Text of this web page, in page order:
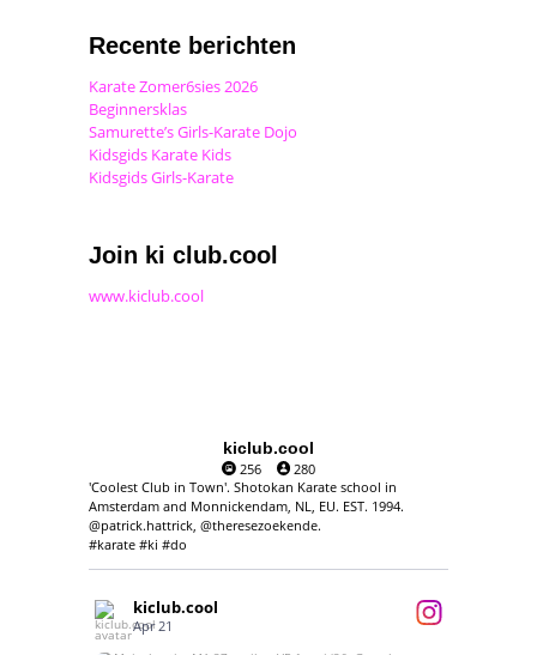
Recente berichten
Karate Zomer6sies 2026
Beginnersklas
Samurette’s Girls-Karate Dojo
Kidsgids Karate Kids
Kidsgids Girls-Karate
Join ki club.cool
www.kiclub.cool
kiclub.cool
256
280
'Coolest Club in Town'. Shotokan Karate school in
Amsterdam and Monnickendam, NL, EU. EST. 1994.
@patrick.hattrick, @theresezoekende.
#karate #ki #do
kiclub.cool
Apr 21